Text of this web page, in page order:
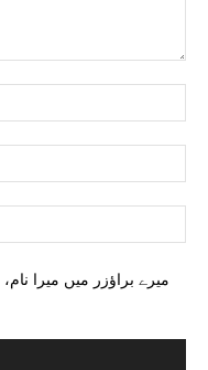
میرے براؤزر میں میرا